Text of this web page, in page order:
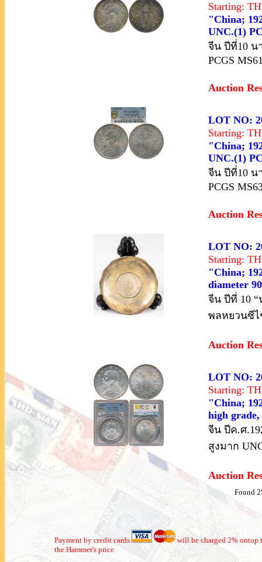
Starting:
"China;
UNC.(1)
จีน ปีที่10 น
PCGS
Auction
LOT NO:
Starting:
"China;
UNC.(1)
จีน ปีที่10 น
PCGS
Auction
LOT NO:
Starting:
"China;
diameter
จีน ปีที่ 10
พลหยวนซีไ
Auction
LOT NO:
Starting:
"China;
high
จีน ปีค.ศ
สูงมาก
Auction
Found
Payment by credit cards
will be charged 2% ontop
the Hammer's price